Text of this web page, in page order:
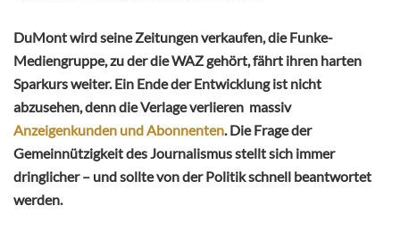
DuMont wird seine Zeitungen verkaufen, die Funke-
Mediengruppe, zu der die WAZ gehört, fährt ihren harten
Sparkurs weiter. Ein Ende der Entwicklung ist nicht
abzusehen, denn die Verlage verlieren massiv
Anzeigenkunden und Abonnenten. Die Frage der
Gemeinnützigkeit des Journalismus stellt sich immer
dringlicher – und sollte von der Politik schnell beantwortet
werden.